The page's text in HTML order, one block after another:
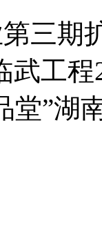
三期
武工
堂”湖